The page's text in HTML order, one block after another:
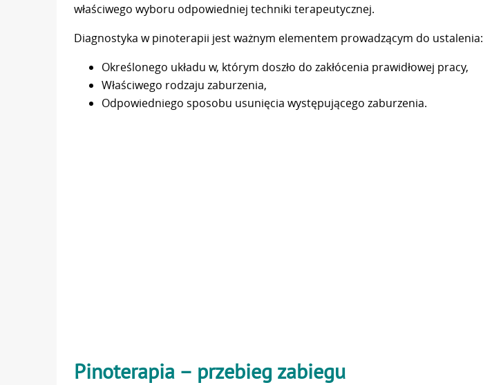
właściwego wyboru odpowiedniej techniki terapeutycznej.
Diagnostyka w pinoterapii jest ważnym elementem prowadzącym do ustalenia:
Określonego układu w, którym doszło do zakłócenia prawidłowej pracy,
Właściwego rodzaju zaburzenia,
Odpowiedniego sposobu usunięcia występującego zaburzenia.
Pinoterapia – przebieg zabiegu